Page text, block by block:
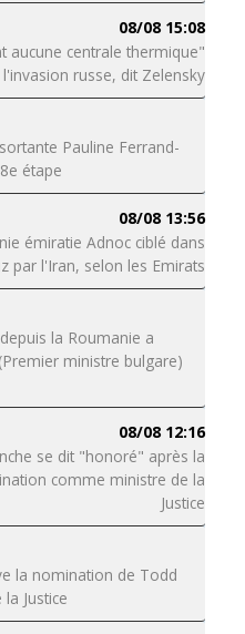
08/08 15:08
aucune centrale thermique"
russe, dit Zelensky
Pauline Ferrand-
étape
08/08 13:56
émiratie Adnoc ciblé dans
par l'Iran, selon les Emirats
la Roumanie a
ministre bulgare)
08/08 12:16
se dit "honoré" après la
comme ministre de la
Justice
la nomination de Todd
Justice